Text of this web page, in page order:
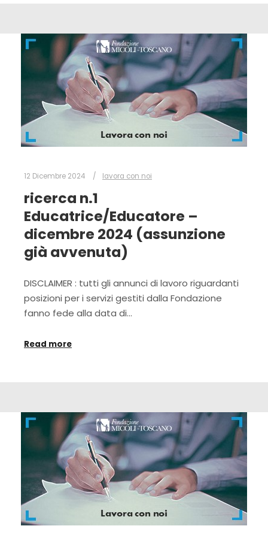
12 Dicembre 2024 lavora con noi
ricerca n.1
Educatrice/Educatore –
dicembre 2024 (assunzione
già avvenuta)
DISCLAIMER : tutti gli annunci di lavoro riguardanti
posizioni per i servizi gestiti dalla Fondazione
fanno fede alla data di…
Read more